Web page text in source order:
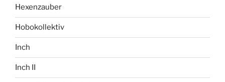
Hexenzauber
Hobokollektiv
Inch
Inch II